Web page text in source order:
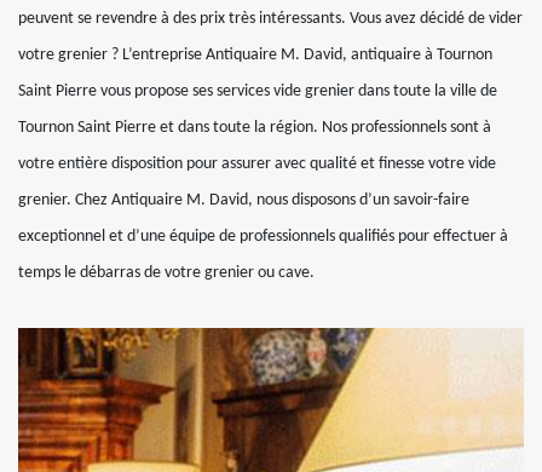
peuvent se revendre à des prix très intéressants. Vous avez décidé de vider
votre grenier ? L’entreprise Antiquaire M. David, antiquaire à Tournon
Saint Pierre vous propose ses services vide grenier dans toute la ville de
Tournon Saint Pierre et dans toute la région. Nos professionnels sont à
votre entière disposition pour assurer avec qualité et finesse votre vide
grenier. Chez Antiquaire M. David, nous disposons d’un savoir-faire
exceptionnel et d’une équipe de professionnels qualifiés pour effectuer à
temps le débarras de votre grenier ou cave.